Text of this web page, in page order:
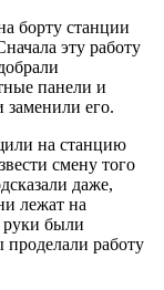
борту станции
эту работу
панели и
заменили его.
на станцию
смену того
даже,
лежат на
руки были
работу